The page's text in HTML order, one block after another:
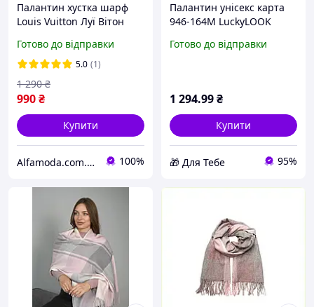
Палантин хустка шарф
Louis Vuitton Луї Вітон
Готово до відправки
5.0 (1)
990₴
1 290 ₴
Купити
Alfamoda.com.ua 100%
Палантин унісекс карта
946-164М LuckyLOOK
Готово до відправки
1 294.99₴
Купити
🎁 Для Тебе 95%